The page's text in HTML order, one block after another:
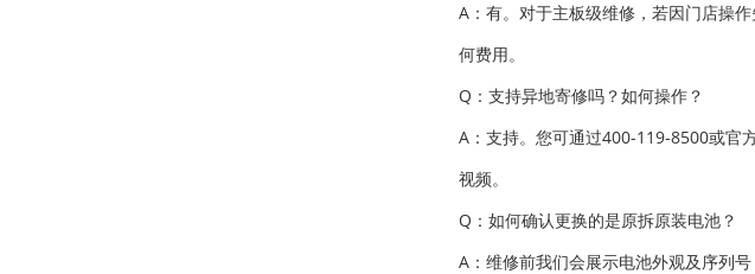
A：有。对于主板级维修，若因门店操
何费用。
Q：支持异地寄修吗？如何操作？
A：支持。您可通过400-119-8500或官
视频。
Q：如何确认更换的是原拆原装电池？
A：维修前我们会展示电池外观及序列